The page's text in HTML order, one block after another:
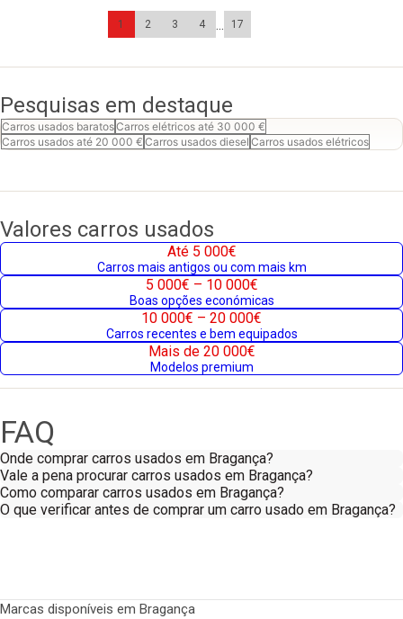
1 2 3 4 ... 17
Pesquisas em destaque
Carros usados baratosCarros elétricos até 30 000 €
Carros usados até 20 000 € Carros usados diesel Carros usados elétricos
Valores carros usados
Até 5 000€
Carros mais antigos ou com mais km
5 000€ – 10 000€
Boas opções económicas
10 000€ – 20 000€
Carros recentes e bem equipados
Mais de 20 000€
Modelos premium
FAQ
Onde comprar carros usados em Bragança?
Vale a pena procurar carros usados em Bragança?
Como comparar carros usados em Bragança?
O que verificar antes de comprar um carro usado em Bragança?
Marcas disponíveis em Bragança